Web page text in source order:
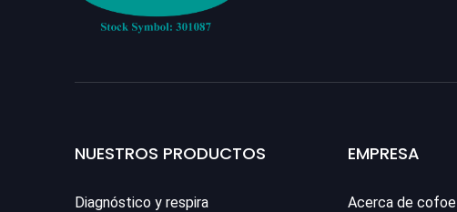
NUESTROS PRODUCTOS
Diagnóstico y respira
EMPRESA
Acerca de cofoe